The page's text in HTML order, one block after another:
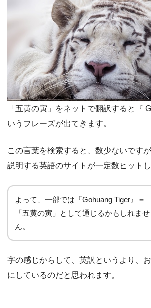
「五黄の寅」をネットで翻訳すると『
いうフレーズが出てきます。
この言葉を検索すると、数少ないです
説明する英語のサイトが一定数ヒットし
よって、一部では『Gohuang Tiger』＝
「五黄の寅」として通じるかもしれませ
ん。
字の感じからして、英訳というより、
にしているのだと思われます。